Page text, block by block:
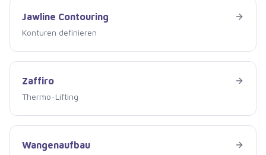
Jawline Contouring
Konturen definieren
Jawline Contouring
Zaffiro
Thermo-Lifting
Zaffiro
Wangenaufbau
Wangenaufbau